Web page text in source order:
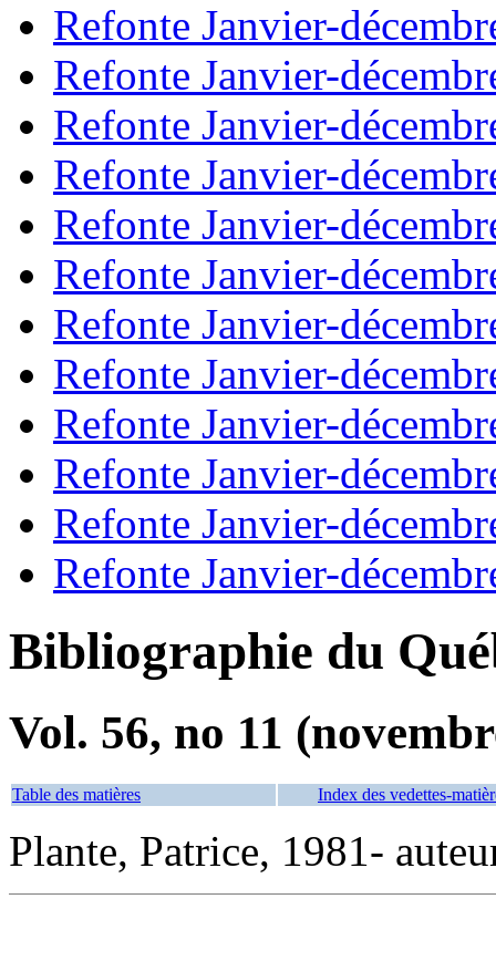
Refonte Janvier-
Refonte Janvier-
Refonte Janvier-
Refonte Janvier-
Refonte Janvier-
Refonte Janvier-
Refonte Janvier-
Refonte Janvier-
Refonte Janvier-
Refonte Janvier-
Refonte Janvier-
Refonte Janvier-
Bibliographie du
Vol. 56, no 11
Table des matières Index des vedettes-
Plante, Patrice, 1981-